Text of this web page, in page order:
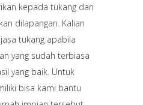
kepada tukang dan
dilapangan. Kalian
tukang apabila
yang sudah terbiasa
yang baik. Untuk
bisa kami bantu